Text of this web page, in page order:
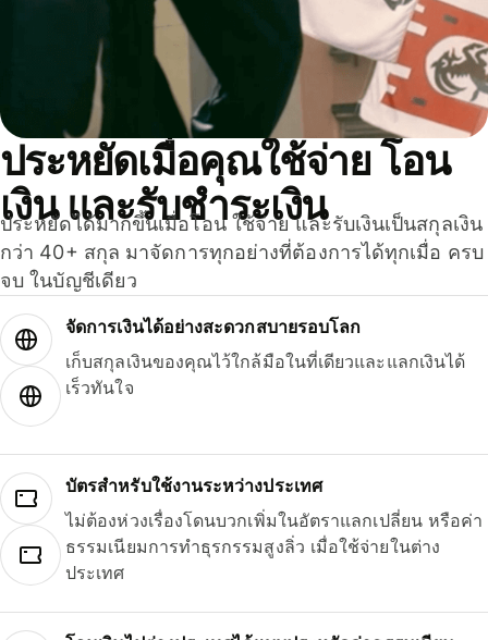
ประหยัดเมื่อคุณใช้จ่าย โอน
เงิน และรับชำระเงิน
ประหยัดได้มากขึ้นเมื่อโอน ใช้จ่าย และรับเงินเป็นสกุลเงิน
กว่า 40+ สกุล มาจัดการทุกอย่างที่ต้องการได้ทุกเมื่อ ครบ
จบ ในบัญชีเดียว
จัดการเงินได้อย่างสะดวกสบายรอบโลก
เก็บสกุลเงินของคุณไว้ใกล้มือในที่เดียวและแลกเงินได้
เร็วทันใจ
บัตรสำหรับใช้งานระหว่างประเทศ
ไม่ต้องห่วงเรื่องโดนบวกเพิ่มในอัตราแลกเปลี่ยน หรือค่า
ธรรมเนียมการทำธุรกรรมสูงลิ่ว เมื่อใช้จ่ายในต่าง
ประเทศ